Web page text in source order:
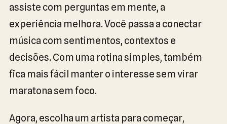
assiste com perguntas em mente, a
experiência melhora. Você passa a conectar
música com sentimentos, contextos e
decisões. Com uma rotina simples, também
fica mais fácil manter o interesse sem virar
maratona sem foco.
Agora, escolha um artista para começar,